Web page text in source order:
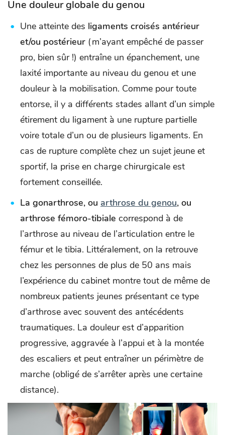
Une douleur globale du genou
Une atteinte des ligaments croisés antérieur
et/ou postérieur (m’ayant empêché de passer
pro, bien sûr !) entraîne un épanchement, une
laxité importante au niveau du genou et une
douleur à la mobilisation. Comme pour toute
entorse, il y a différents stades allant d’un simple
étirement du ligament à une rupture partielle
voire totale d’un ou de plusieurs ligaments. En
cas de rupture complète chez un sujet jeune et
sportif, la prise en charge chirurgicale est
fortement conseillée.
La gonarthrose, ou arthrose du genou, ou
arthrose fémoro-tibiale correspond à de
l’arthrose au niveau de l’articulation entre le
fémur et le tibia. Littéralement, on la retrouve
chez les personnes de plus de 50 ans mais
l’expérience du cabinet montre tout de même de
nombreux patients jeunes présentant ce type
d’arthrose avec souvent des antécédents
traumatiques. La douleur est d’apparition
progressive, aggravée à l’appui et à la montée
des escaliers et peut entraîner un périmètre de
marche (obligé de s’arrêter après une certaine
distance).